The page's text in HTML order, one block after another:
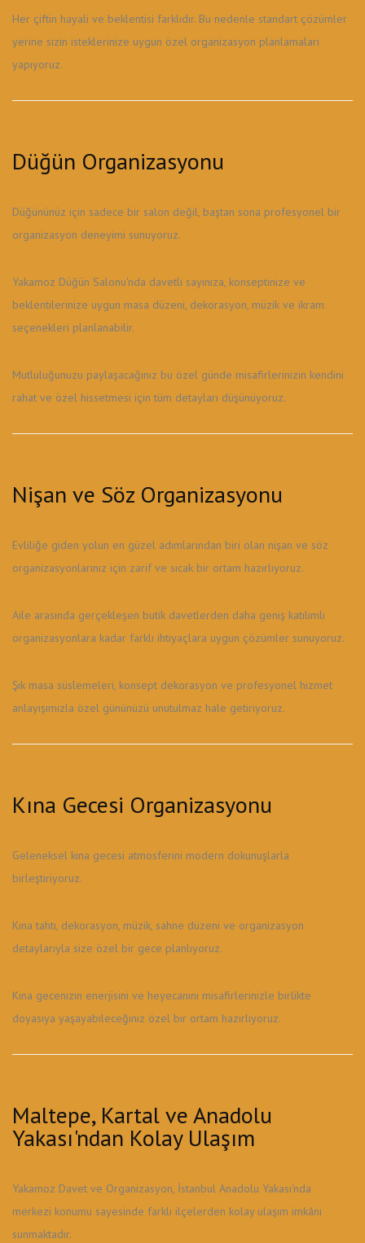
Her çiftin hayali ve beklentisi farklıdır. Bu nedenle standart çözümler
yerine sizin isteklerinize uygun özel organizasyon planlamaları
yapıyoruz.
Düğün Organizasyonu
Düğününüz için sadece bir salon değil, baştan sona profesyonel bir
organizasyon deneyimi sunuyoruz.
Yakamoz Düğün Salonu'nda davetli sayınıza, konseptinize ve
beklentilerinize uygun masa düzeni, dekorasyon, müzik ve ikram
seçenekleri planlanabilir.
Mutluluğunuzu paylaşacağınız bu özel günde misafirlerinizin kendini
rahat ve özel hissetmesi için tüm detayları düşünüyoruz.
Nişan ve Söz Organizasyonu
Evliliğe giden yolun en güzel adımlarından biri olan nişan ve söz
organizasyonlarınız için zarif ve sıcak bir ortam hazırlıyoruz.
Aile arasında gerçekleşen butik davetlerden daha geniş katılımlı
organizasyonlara kadar farklı ihtiyaçlara uygun çözümler sunuyoruz.
Şık masa süslemeleri, konsept dekorasyon ve profesyonel hizmet
anlayışımızla özel gününüzü unutulmaz hale getiriyoruz.
Kına Gecesi Organizasyonu
Geleneksel kına gecesi atmosferini modern dokunuşlarla
birleştiriyoruz.
Kına tahtı, dekorasyon, müzik, sahne düzeni ve organizasyon
detaylarıyla size özel bir gece planlıyoruz.
Kına gecenizin enerjisini ve heyecanını misafirlerinizle birlikte
doyasıya yaşayabileceğiniz özel bir ortam hazırlıyoruz.
Maltepe, Kartal ve Anadolu
Yakası'ndan Kolay Ulaşım
Yakamoz Davet ve Organizasyon, İstanbul Anadolu Yakası'nda
merkezi konumu sayesinde farklı ilçelerden kolay ulaşım imkânı
sunmaktadır.